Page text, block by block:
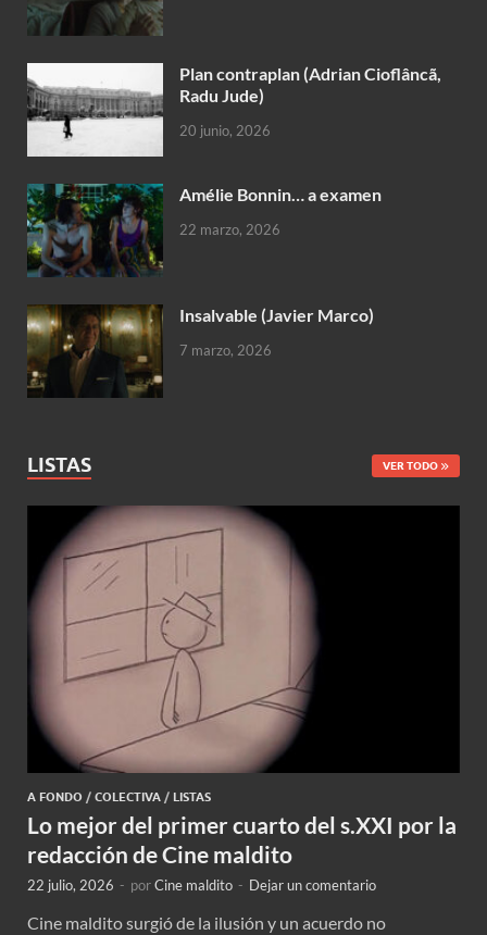
Plan contraplan (Adrian Cioflâncã,
Radu Jude)
20 junio, 2026
Amélie Bonnin… a examen
22 marzo, 2026
Insalvable (Javier Marco)
7 marzo, 2026
LISTAS VER TODO
A FONDO / COLECTIVA / LISTAS
Lo mejor del primer cuarto del s.XXI por la
redacción de Cine maldito
22 julio, 2026 - porCine maldito - Dejar un comentario
Cine maldito surgió de la ilusión y un acuerdo no